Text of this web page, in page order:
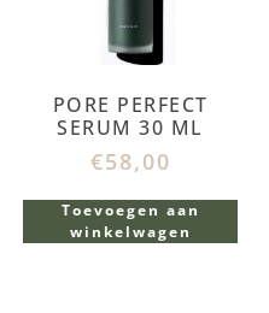
PORE PERFECT
SERUM 30 ML
€58,00
Toevoegen aan
winkelwagen